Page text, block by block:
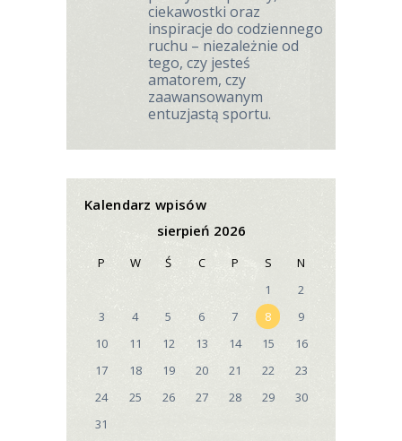
ciekawostki oraz
inspiracje do codziennego
ruchu – niezależnie od
tego, czy jesteś
amatorem, czy
zaawansowanym
entuzjastą sportu.
Kalendarz wpisów
sierpień 2026
P W Ś C P S
N
1
2
3
4 5 6 7 8
9
10
11 12 13 14 15
16
17
18 19 20 21 22
23
24
25 26 27 28 29
30
31